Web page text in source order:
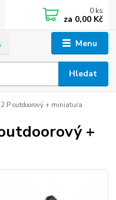
Menu
Hledat
0 ks
za 0,00 Kč
P outdoorový + miniatura
+